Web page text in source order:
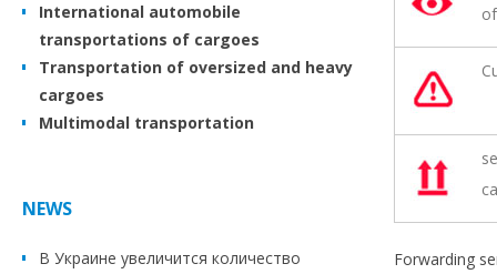
Forwarding
International automobile
transportations of cargoes
Transportation of oversized and heavy
cargoes
Multimodal transportation
NEWS
В Украине увеличится количество